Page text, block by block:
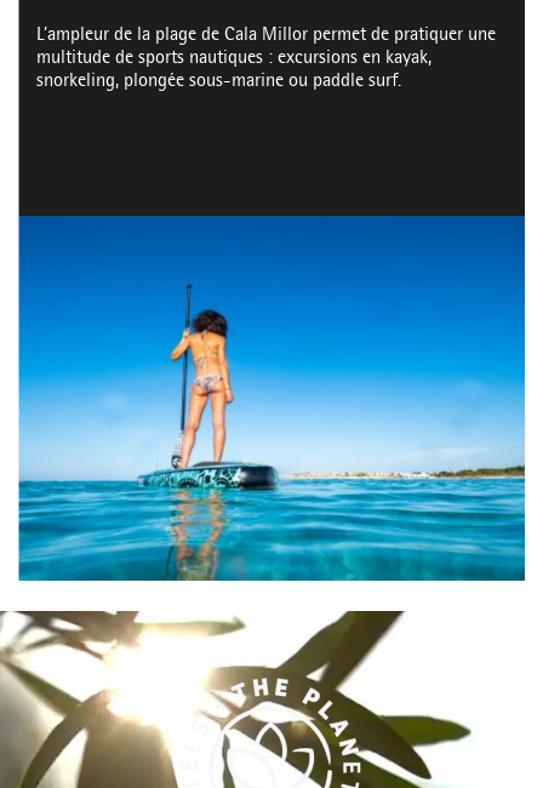
L’ampleur de la plage de Cala Millor permet de pratiquer une
multitude de sports nautiques : excursions en kayak,
snorkeling, plongée sous-marine ou paddle surf.